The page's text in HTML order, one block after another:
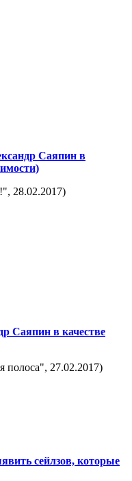
Саяпин в
28.02.2017)
Саяпин в качестве
полоса", 27.02.2017)
сейлзов, которые